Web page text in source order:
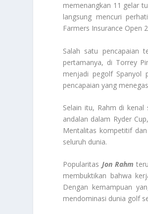
memenangkan 11 gelar
langsung mencuri
Farmers Insurance Open
Salah satu pencapaian
pertamanya, di Torrey
menjadi pegolf Spanyol
pencapaian yang
Selain itu, Rahm di
andalan dalam Ryder
Mentalitas kompetitif
seluruh dunia.
Popularitas Jon Rahm
membuktikan bahwa
Dengan kemampuan
mendominasi dunia golf